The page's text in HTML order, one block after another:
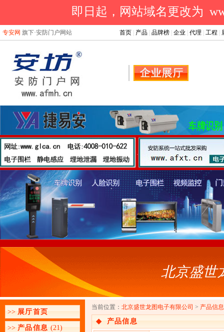
即日起，网站域名更改为
专安网 旗下·安防门户网站 首页 产品 品牌榜 企业 代理 工程
.
北京盛世
>> 展厅首页
>> 产品信息 (21)
当前位置： 北京盛世龙图电子有限公司 > 产品信息
◆ 产品信息